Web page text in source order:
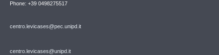
Phone: +39 0498275517
centro.levicases@pec.unipd.it
centro.levicases@unipd.it